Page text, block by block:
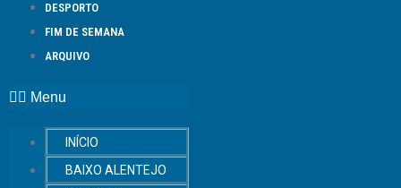
DESPORTO
FIM DE SEMANA
ARQUIVO
Menu
INÍCIO
BAIXO ALENTEJO